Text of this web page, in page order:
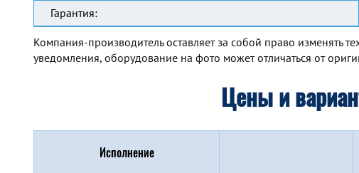
Гарантия:
Компания-производитель оставляет за собой право изменять
уведомления, оборудование на фото может отличаться от
Цены и
Исполнение